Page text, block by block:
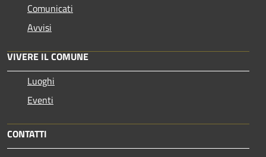
Comunicati
Avvisi
VIVERE IL COMUNE
Luoghi
Eventi
CONTATTI